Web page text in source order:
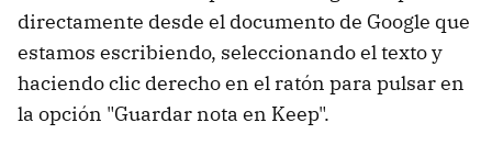
directamente desde el documento de Google que
estamos escribiendo, seleccionando el texto y
haciendo clic derecho en el ratón para pulsar en
la opción "Guardar nota en Keep".